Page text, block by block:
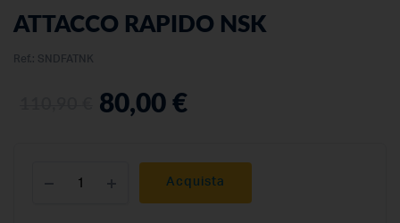
ATTACCO RAPIDO NSK
Ref.: SNDFATNK
80,00 €
Acquista